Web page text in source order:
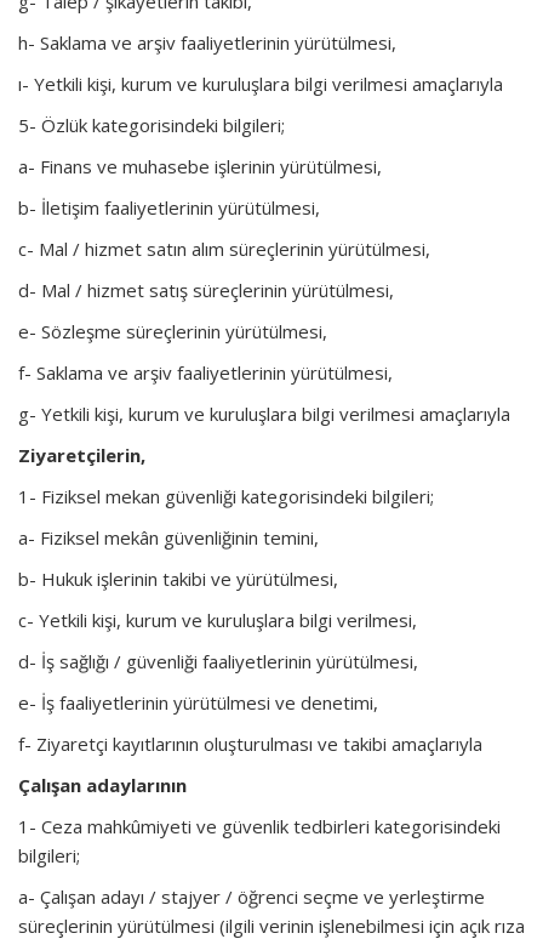
h- Saklama ve arşiv faaliyetlerinin yürütülmesi,
ı- Yetkili kişi, kurum ve kuruluşlara bilgi verilmesi amaçlarıyla
5- Özlük kategorisindeki bilgileri;
a- Finans ve muhasebe işlerinin yürütülmesi,
b- İletişim faaliyetlerinin yürütülmesi,
c- Mal / hizmet satın alım süreçlerinin yürütülmesi,
d- Mal / hizmet satış süreçlerinin yürütülmesi,
e- Sözleşme süreçlerinin yürütülmesi,
f- Saklama ve arşiv faaliyetlerinin yürütülmesi,
g- Yetkili kişi, kurum ve kuruluşlara bilgi verilmesi amaçlarıyla
Ziyaretçilerin,
1- Fiziksel mekan güvenliği kategorisindeki bilgileri;
a- Fiziksel mekân güvenliğinin temini,
b- Hukuk işlerinin takibi ve yürütülmesi,
c- Yetkili kişi, kurum ve kuruluşlara bilgi verilmesi,
d- İş sağlığı / güvenliği faaliyetlerinin yürütülmesi,
e- İş faaliyetlerinin yürütülmesi ve denetimi,
f- Ziyaretçi kayıtlarının oluşturulması ve takibi amaçlarıyla
Çalışan adaylarının
1- Ceza mahkûmiyeti ve güvenlik tedbirleri kategorisindeki
bilgileri;
a- Çalışan adayı / stajyer / öğrenci seçme ve yerleştirme
süreçlerinin yürütülmesi (ilgili verinin işlenebilmesi için açık rıza